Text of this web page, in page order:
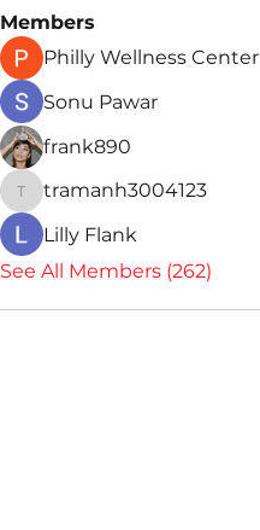
Members
Philly Wellness Center
Sonu Pawar
frank890
tramanh3004123
tramanh3004123
Lilly Flank
See All Members (262)